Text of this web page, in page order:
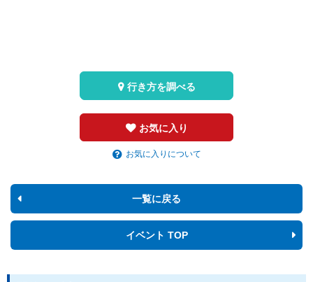
お気に入り
お気に入りについて
行き方を調べる
一覧に戻る
イベント TOP